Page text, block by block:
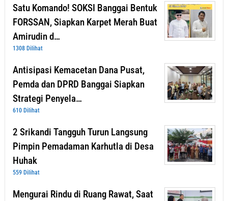
Satu Komando! SOKSI Banggai Bentuk
FORSSAN, Siapkan Karpet Merah Buat
Amirudin d…
1308 Dilihat
Antisipasi Kemacetan Dana Pusat,
Pemda dan DPRD Banggai Siapkan
Strategi Penyela…
610 Dilihat
2 Srikandi Tangguh Turun Langsung
Pimpin Pemadaman Karhutla di Desa
Huhak
559 Dilihat
Mengurai Rindu di Ruang Rawat, Saat